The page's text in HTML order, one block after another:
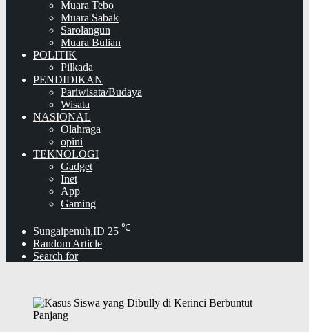
Muara Tebo
Muara Sabak
Sarolangun
Muara Bulian
POLITIK
Pilkada
PENDIDIKAN
Pariwisata/Budaya
Wisata
NASIONAL
Olahraga
opini
TEKNOLOGI
Gadget
Inet
App
Gaming
Sungaipenuh,ID 25 ℃
Random Article
Search for